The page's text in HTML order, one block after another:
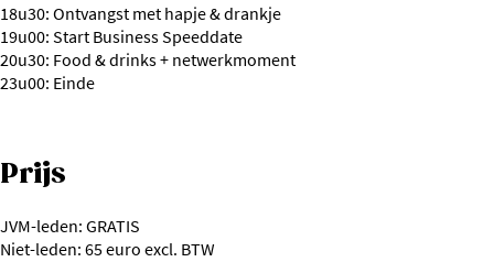
18u30: Ontvangst met hapje & drankje
19u00: Start Business Speeddate
20u30: Food & drinks + netwerkmoment
23u00: Einde
Prijs
JVM-leden: GRATIS
Niet-leden: 65 euro excl. BTW